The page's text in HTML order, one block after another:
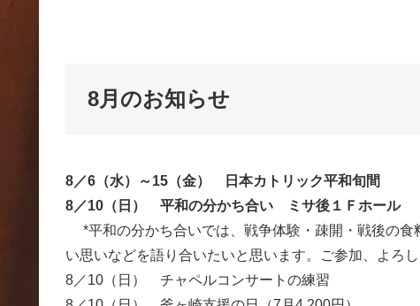
8月のお知らせ
8／6（水）～15（金） 日本カトリック平和旬間
8／10（日） 平和の分かち合い ミサ後１Ｆホール
*平和の分かち合いでは、戦争体験・疎開・戦後の
い思いなどを語り合いたいと思います。ご参加、よろし
8／10（日） チャペルコンサートの練習